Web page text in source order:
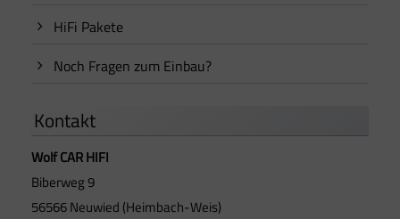
HiFi Pakete
Noch Fragen zum Einbau?
Kontakt
Wolf CAR HIFI
Biberweg 9
56566 Neuwied (Heimbach-Weis)